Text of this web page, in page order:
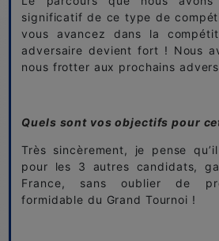
significatif de ce type de
vous avancez dans la
adversaire devient fort ! Nous
nous frotter aux prochains
Quels sont vos objectifs pour
Très sincèrement, je pense
pour les 3 autres candidats,
France, sans oublier de
formidable du Grand Tournoi !